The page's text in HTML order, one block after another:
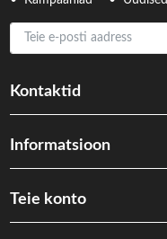
Teie e-posti aadress
Kontaktid
Informatsioon
Teie konto